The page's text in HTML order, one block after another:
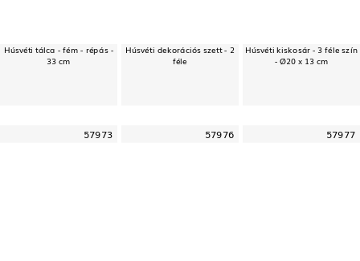
Húsvéti tálca - fém - répás -
33 cm
Húsvéti dekorációs szett - 2
féle
Húsvéti kiskosár - 3 féle szín
- Ø20 x 13 cm
57973 57976 57977